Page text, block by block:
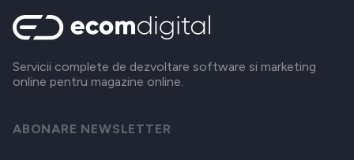
Servicii complete de dezvoltare software si marketing
online pentru magazine online.
ABONARE NEWSLETTER